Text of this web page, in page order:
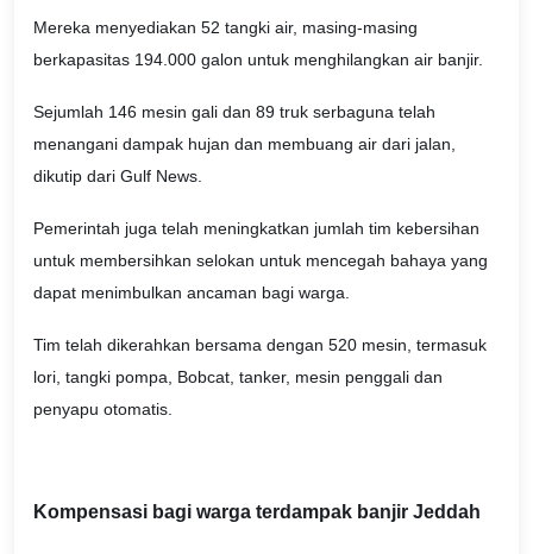
Mereka menyediakan 52 tangki air, masing-masing
berkapasitas 194.000 galon untuk menghilangkan air banjir.
Sejumlah 146 mesin gali dan 89 truk serbaguna telah
menangani dampak hujan dan membuang air dari jalan,
dikutip dari Gulf News.
Pemerintah juga telah meningkatkan jumlah tim kebersihan
untuk membersihkan selokan untuk mencegah bahaya yang
dapat menimbulkan ancaman bagi warga.
Tim telah dikerahkan bersama dengan 520 mesin, termasuk
lori, tangki pompa, Bobcat, tanker, mesin penggali dan
penyapu otomatis.
Kompensasi bagi warga terdampak banjir Jeddah